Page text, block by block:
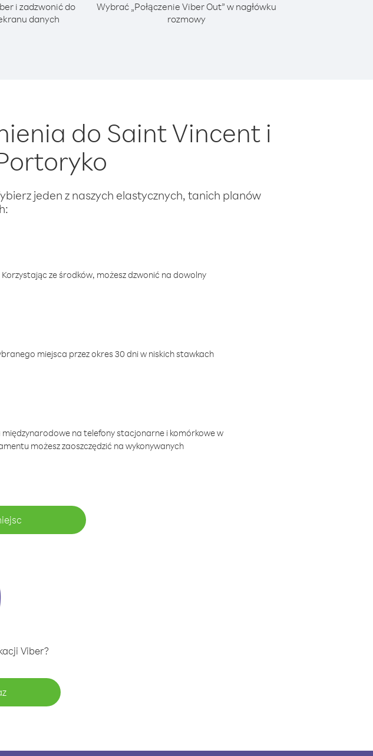
i zadzwonić do
danych
Wybrać „Połączenie Viber Out” w nagłówku
rozmowy
do Saint Vincent i
jeden z naszych elastycznych, tanich planów
ze środków, możesz dzwonić na dowolny
miejsca przez okres 30 dni w niskich stawkach
na telefony stacjonarne i komórkowe w
możesz zaoszczędzić na wykonywanych
Viber?